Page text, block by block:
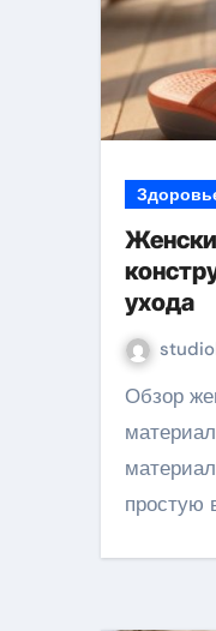
ухода
Обзор женских шлепанцев из вспененного
простую